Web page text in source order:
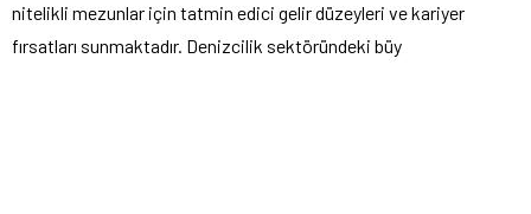
nitelikli mezunlar için tatmin edici gelir düzeyleri ve kariyer
fırsatları sunmaktadır. Denizcilik sektöründeki büy